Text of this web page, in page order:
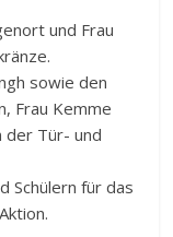
und Frau
sowie den
Frau Kemme
der Tür- und
Schülern für das